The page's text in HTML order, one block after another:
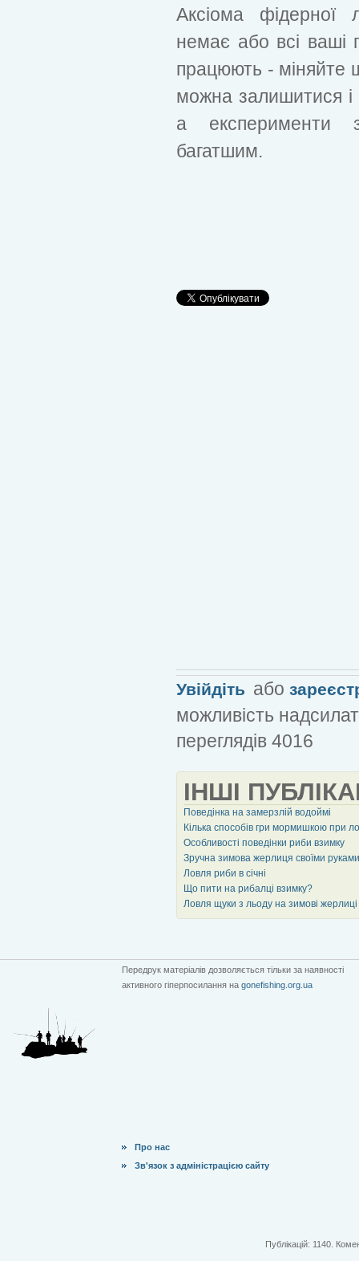
Аксіома фідерної
немає або всі ваші
працюють - міняйте
можна залишитися і
а експерименти
багатшим.
Увійдіть або
можливість
переглядів 4016
ІНШІ
Поведінка на замерзлій водоймі
Кілька способів гри мормишкою при
Особливості поведінки риби взимку
Зручна зимова жерлиця своїми руками
Ловля риби в січні
Що пити на рибалці взимку?
Ловля щуки з льоду на зимові жерлиці
Передрук матеріалів дозволяється тільки за наявності
активного гіперпосилання на gonefishing.org.ua
Про нас
Зв'язок з адміністрацією сайту
Публікацій: 1140.